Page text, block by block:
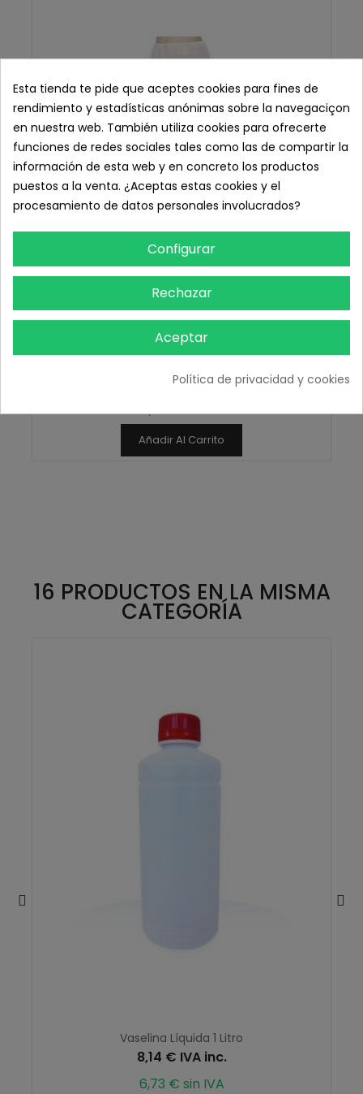
6,21 € IVA inc.
5,13 € sin IVA
Añadir Al Carrito
16 PRODUCTOS EN LA MISMA
CATEGORÍA
Vaselina Líquida 1 Litro
8,14 € IVA inc.
6,73 € sin IVA
Esta tienda te pide que aceptes cookies para fines de
rendimiento y estadísticas anónimas sobre la navegaciçon
en nuestra web. También utiliza cookies para ofrecerte
funciones de redes sociales tales como las de compartir la
información de esta web y en concreto los productos
puestos a la venta. ¿Aceptas estas cookies y el
procesamiento de datos personales involucrados?
Configurar
Rechazar
Aceptar
Política de privacidad y cookies